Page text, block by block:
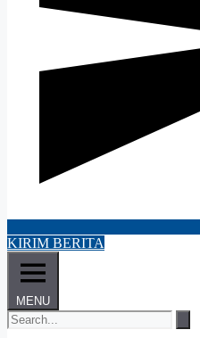
KIRIM BERITA
MENU